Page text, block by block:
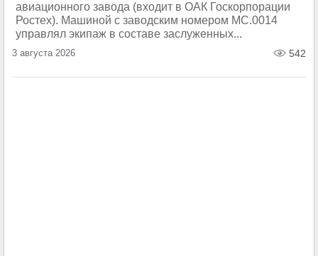
авиационного завода (входит в ОАК Госкорпорации
Ростех). Машиной с заводским номером МС.0014
управлял экипаж в составе заслуженных...
3 августа 2026 542